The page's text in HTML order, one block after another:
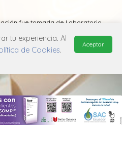
fue tomada de Laboratorio
Edifarm (ISBN: 9798281009201)
DE USUARIO
DE COOKIES
tu experiencia. Al
de Cookies.
Aceptar